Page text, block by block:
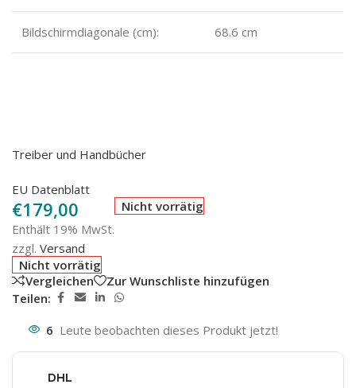
Bildschirmdiagonale (cm): 68.6 cm
Treiber und Handbücher
EU Datenblatt
€179,00
Enthält 19% MwSt.
zzgl. Versand
Nicht vorrätig
Nicht vorrätig
Vergleichen
Zur Wunschliste hinzufügen
Teilen:
6 Leute beobachten dieses Produkt jetzt!
DHL